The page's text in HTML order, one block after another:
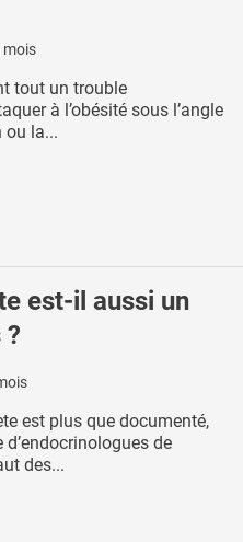
mois
tout un trouble
à l’obésité sous l’angle
ou la...
est-il aussi un
est plus que documenté,
d’endocrinologues de
des...